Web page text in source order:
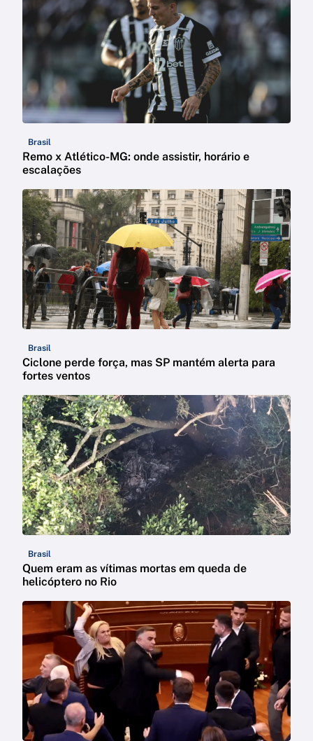
Brasil
Remo x Atlético-MG: onde assistir, horário e
escalações
Brasil
Ciclone perde força, mas SP mantém alerta para
fortes ventos
Brasil
Quem eram as vítimas mortas em queda de
helicóptero no Rio